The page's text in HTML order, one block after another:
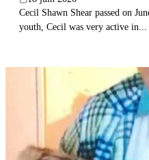
Cecil Shawn Shear passed on
youth, Cecil was very active in...